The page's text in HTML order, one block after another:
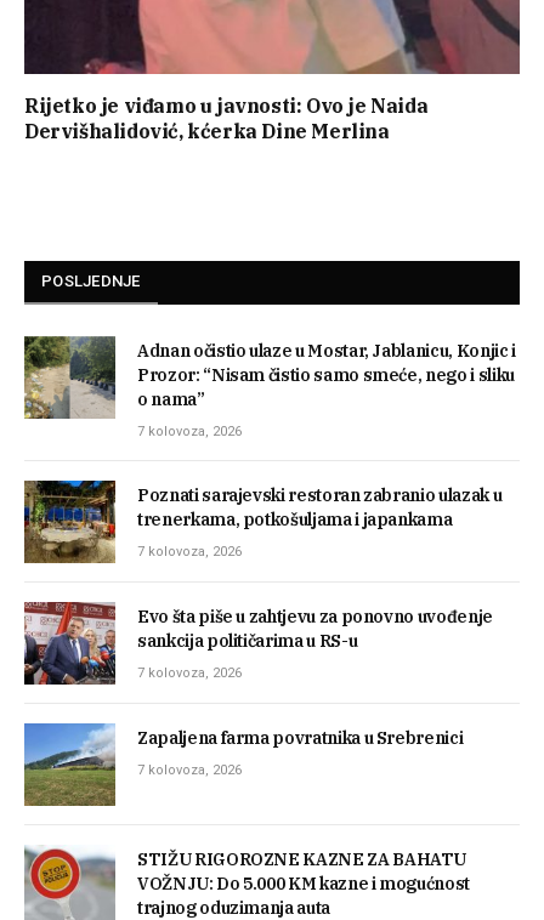
Rijetko je viđamo u javnosti: Ovo je Naida
Dervišhalidović, kćerka Dine Merlina
POSLJEDNJE
Adnan očistio ulaze u Mostar, Jablanicu, Konjic i
Prozor: “Nisam čistio samo smeće, nego i sliku
o nama”
7 kolovoza, 2026
Poznati sarajevski restoran zabranio ulazak u
trenerkama, potkošuljama i japankama
7 kolovoza, 2026
Evo šta piše u zahtjevu za ponovno uvođenje
sankcija političarima u RS-u
7 kolovoza, 2026
Zapaljena farma povratnika u Srebrenici
7 kolovoza, 2026
STIŽU RIGOROZNE KAZNE ZA BAHATU
VOŽNJU: Do 5.000 KM kazne i mogućnost
trajnog oduzimanja auta